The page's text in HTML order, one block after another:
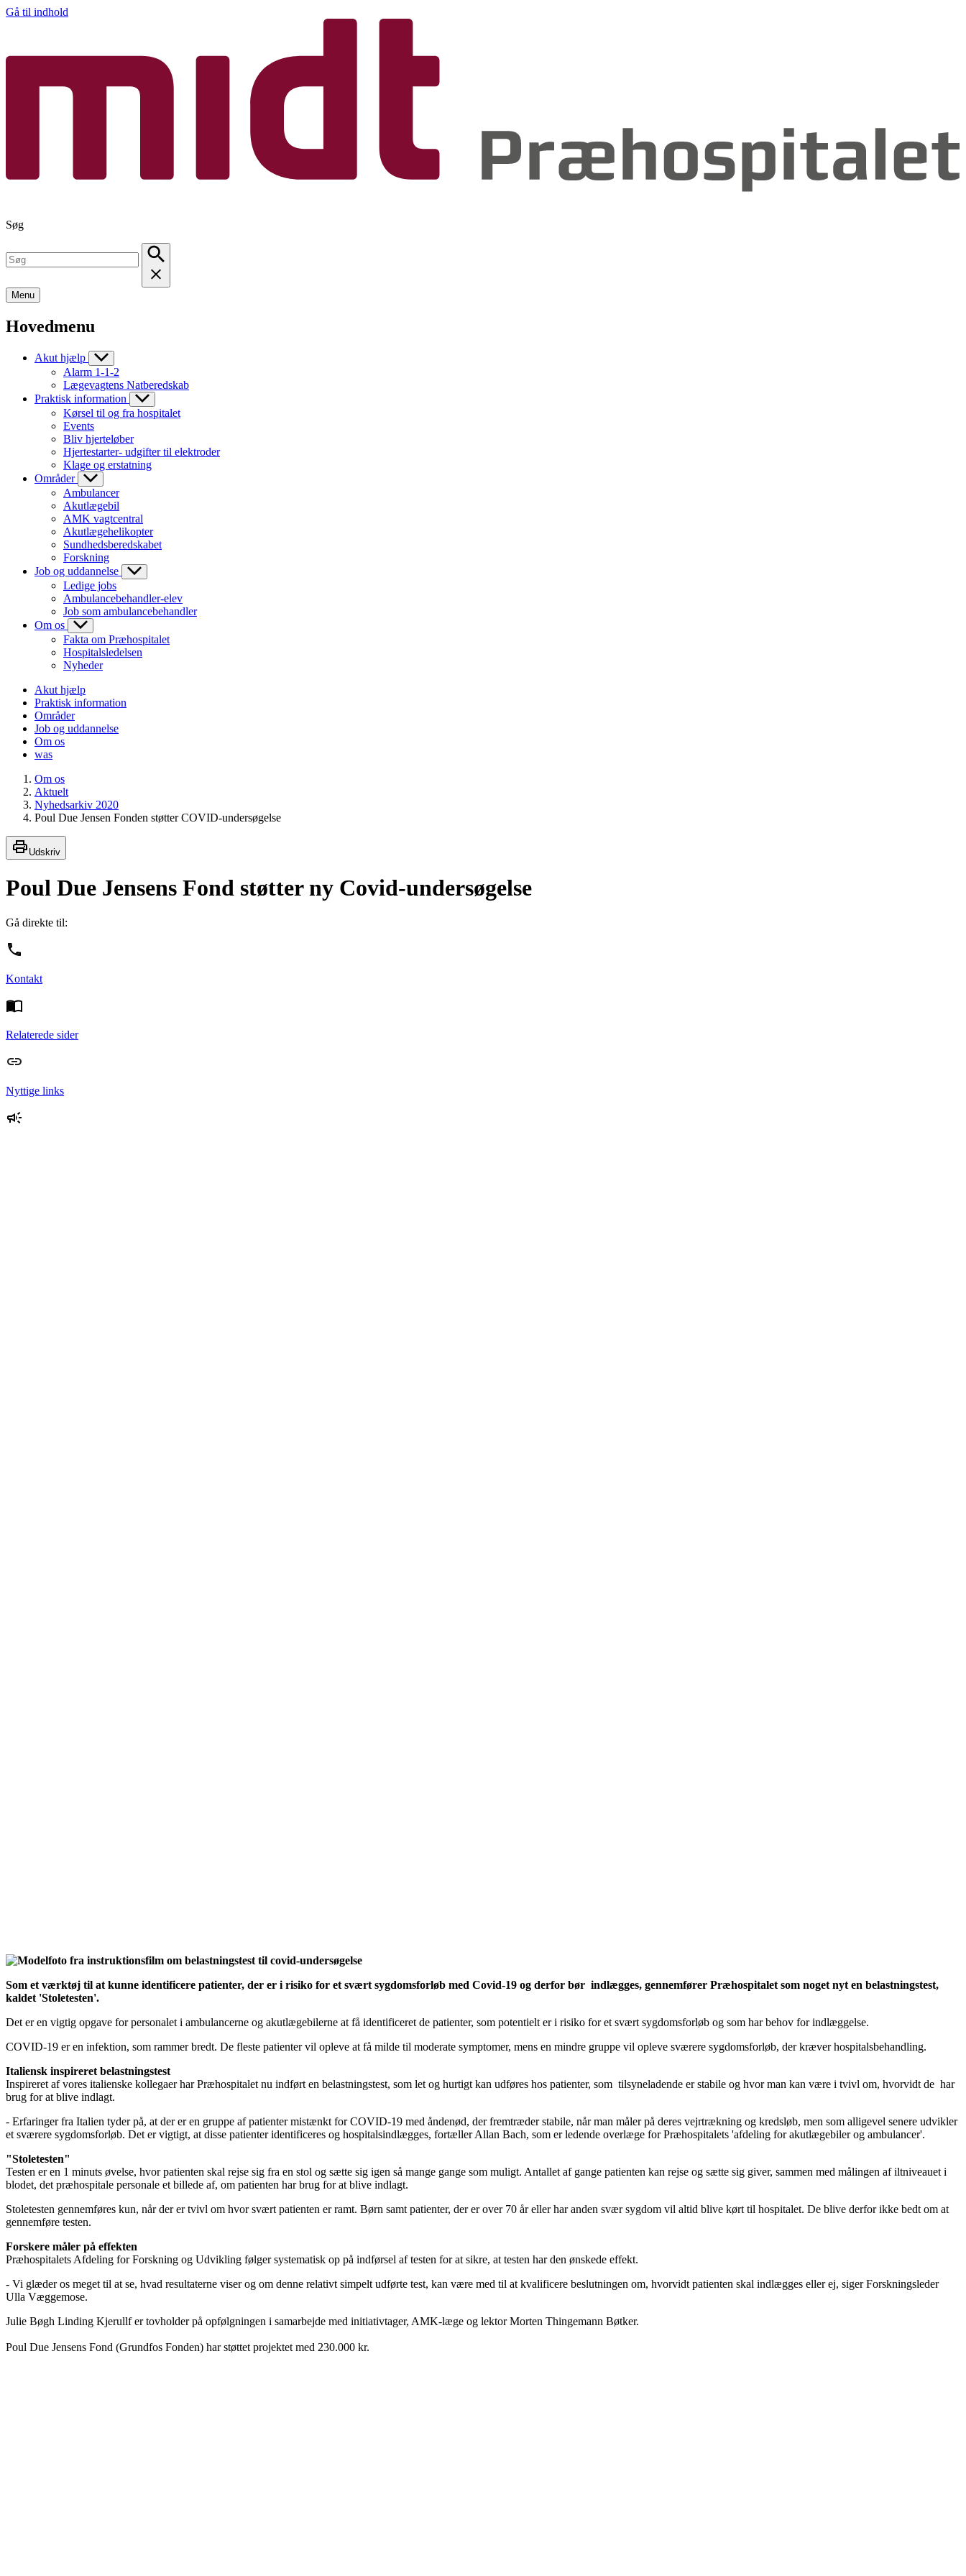
Gå til indhold
Søg
Menu
Hovedmenu
Akut hjælp
Alarm 1-1-2
Lægevagtens Natberedskab
Praktisk information
Kørsel til og fra hospitalet
Events
Bliv hjerteløber
Hjertestarter- udgifter til elektroder
Klage og erstatning
Områder
Ambulancer
Akutlægebil
AMK vagtcentral
Akutlægehelikopter
Sundhedsberedskabet
Forskning
Job og uddannelse
Ledige jobs
Ambulancebehandler-elev
Job som ambulancebehandler
Om os
Fakta om Præhospitalet
Hospitalsledelsen
Nyheder
Akut hjælp
Praktisk information
Områder
Job og uddannelse
Om os
was
Om os
Aktuelt
Nyhedsarkiv 2020
Poul Due Jensen Fonden støtter COVID-undersøgelse
Udskriv
Poul Due Jensens Fond støtter ny Covid-undersøgelse
Gå direkte til:
Kontakt
Relaterede sider
Nyttige links
Som et værktøj til at kunne identificere patienter, der er i risiko for et svært sygdomsforløb med Covid-19 og derfor bør indlægges, gennemfører Præhospitalet som noget nyt en belastningstest,
kaldet 'Stoletesten'.
Det er en vigtig opgave for personalet i ambulancerne og akutlægebilerne at få identificeret de patienter, som potentielt er i risiko for et svært sygdomsforløb og som har behov for indlæggelse.
COVID-19 er en infektion, som rammer bredt. De fleste patienter vil opleve at få milde til moderate symptomer, mens en mindre gruppe vil opleve sværere sygdomsforløb, der kræver hospitalsbehandling.
Italiensk inspireret belastningstest
Inspireret af vores italienske kollegaer har Præhospitalet nu indført en belastningstest, som let og hurtigt kan udføres hos patienter, som tilsyneladende er stabile og hvor man kan være i tvivl om, hvorvidt de har
brug for at blive indlagt.
- Erfaringer fra Italien tyder på, at der er en gruppe af patienter mistænkt for COVID-19 med åndenød, der fremtræder stabile, når man måler på deres vejrtrækning og kredsløb, men som alligevel senere udvikler
et sværere sygdomsforløb. Det er vigtigt, at disse patienter identificeres og hospitalsindlægges, fortæller Allan Bach, som er ledende overlæge for Præhospitalets 'afdeling for akutlægebiler og ambulancer'.
"Stoletesten"
Testen er en 1 minuts øvelse, hvor patienten skal rejse sig fra en stol og sætte sig igen så mange gange som muligt. Antallet af gange patienten kan rejse og sætte sig giver, sammen med målingen af iltniveauet i
blodet, det præhospitale personale et billede af, om patienten har brug for at blive indlagt.
Stoletesten gennemføres kun, når der er tvivl om hvor svært patienten er ramt. Børn samt patienter, der er over 70 år eller har anden svær sygdom vil altid blive kørt til hospitalet. De blive derfor ikke bedt om at
gennemføre testen.
Forskere måler på effekten
Præhospitalets Afdeling for Forskning og Udvikling følger systematisk op på indførsel af testen for at sikre, at testen har den ønskede effekt.
- Vi glæder os meget til at se, hvad resultaterne viser og om denne relativt simpelt udførte test, kan være med til at kvalificere beslutningen om, hvorvidt patienten skal indlægges eller ej, siger Forskningsleder
Ulla Væggemose.
Julie Bøgh Linding Kjerullf er tovholder på opfølgningen i samarbejde med initiativtager, AMK-læge og lektor Morten Thingemann Bøtker.
Poul Due Jensens Fond (Grundfos Fonden) har støttet projektet med 230.000 kr.